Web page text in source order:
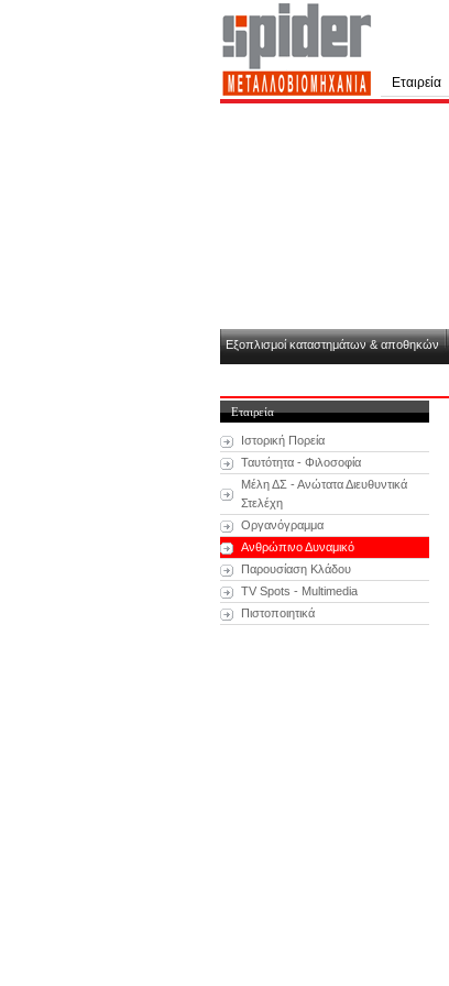
Εταιρεία
Εξοπλισμοί καταστημάτων & αποθηκών
Εταιρεία
Ιστορική Πορεία
Ταυτότητα - Φιλοσοφία
Μέλη ΔΣ - Ανώτατα Διευθυντικά
Στελέχη
Οργανόγραμμα
Ανθρώπινο Δυναμικό
Παρουσίαση Κλάδου
TV Spots - Multimedia
Πιστοποιητικά